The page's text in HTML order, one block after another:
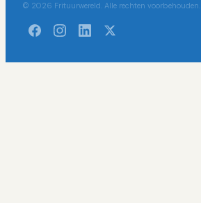
© 2026 Frituurwereld. Alle rechten voorbehouden.